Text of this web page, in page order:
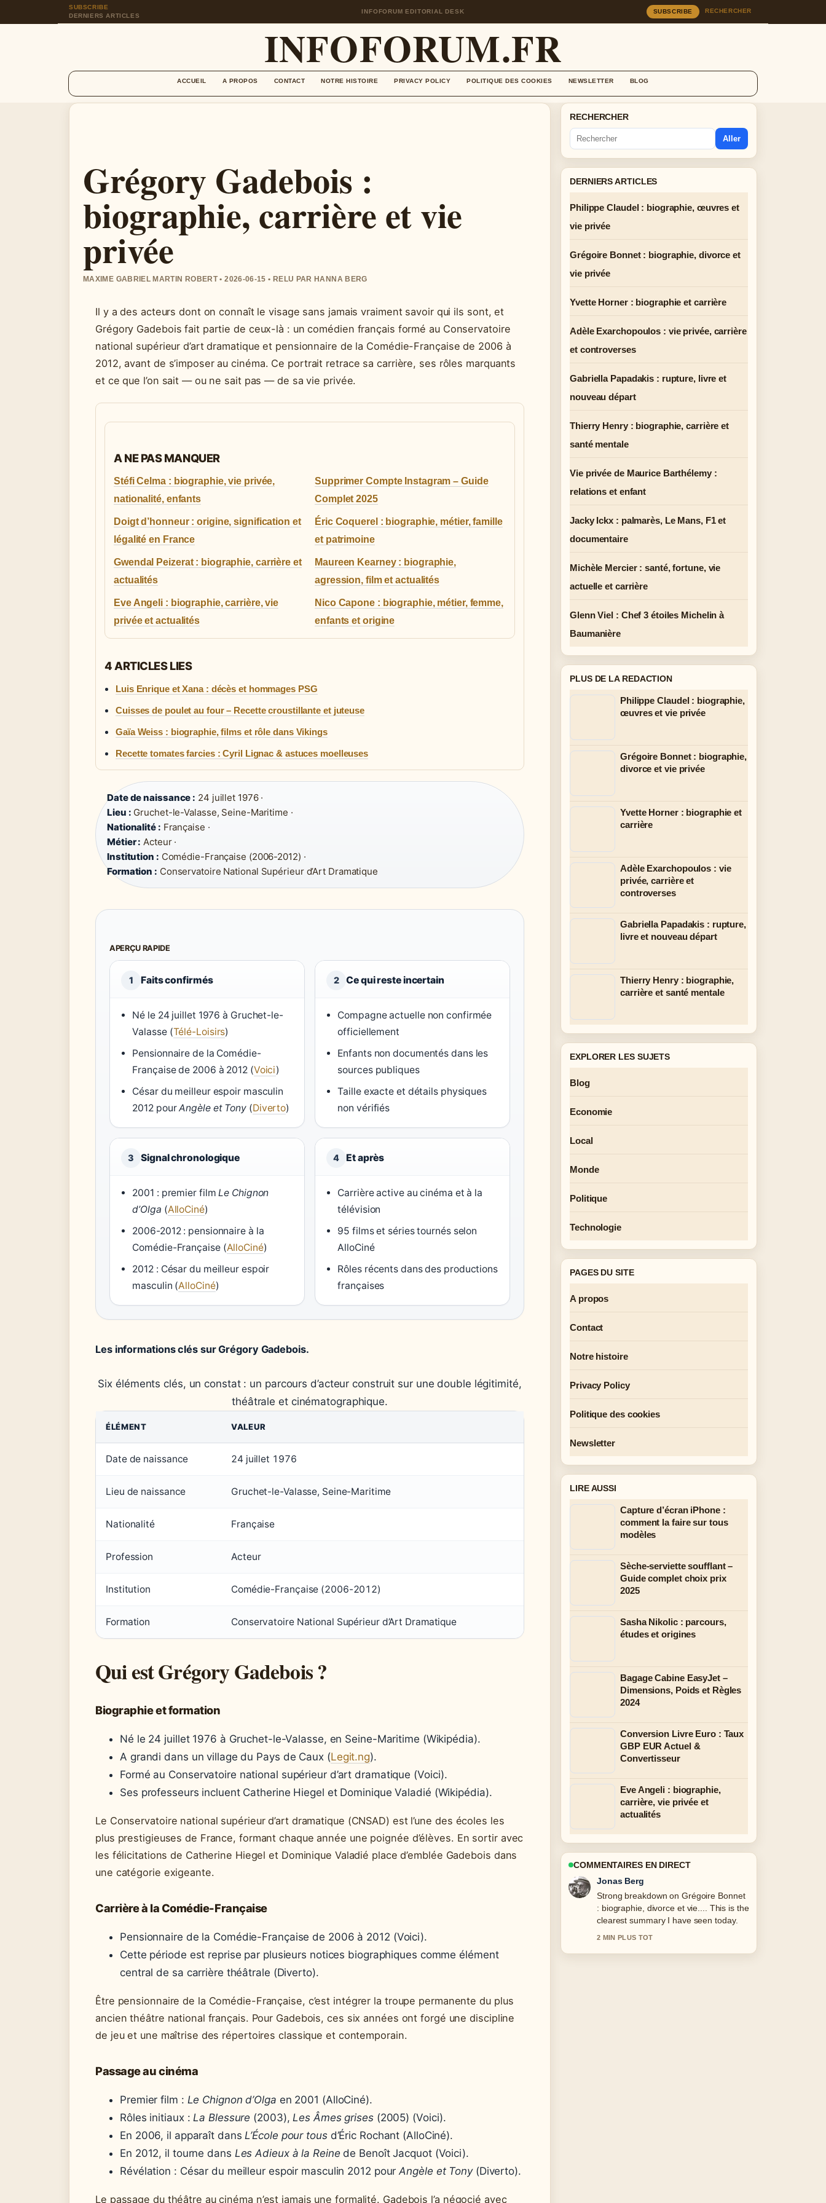
SUBSCRIBE
DERNIERS ARTICLES
INFOFORUM EDITORIAL DESK SUBSCRIBE RECHERCHER
INFOFORUM.FR
ACCUEIL A PROPOS CONTACT NOTRE HISTOIRE PRIVACY POLICY POLITIQUE DES COOKIES NEWSLETTER BLOG
Grégory Gadebois :
biographie, carrière et vie
privée
MAXIME GABRIEL MARTIN ROBERT • 2026-06-15 • RELU PAR HANNA BERG
Il y a des acteurs dont on connaît le visage sans jamais vraiment savoir qui ils sont, et
Grégory Gadebois fait partie de ceux-là : un comédien français formé au Conservatoire
national supérieur d’art dramatique et pensionnaire de la Comédie-Française de 2006 à
2012, avant de s’imposer au cinéma. Ce portrait retrace sa carrière, ses rôles marquants
et ce que l’on sait — ou ne sait pas — de sa vie privée.
A NE PAS MANQUER
Stéfi Celma : biographie, vie privée,
nationalité, enfants
Supprimer Compte Instagram – Guide
Complet 2025
Doigt d’honneur : origine, signification et
légalité en France
Éric Coquerel : biographie, métier, famille
et patrimoine
Gwendal Peizerat : biographie, carrière et
actualités
Maureen Kearney : biographie,
agression, film et actualités
Eve Angeli : biographie, carrière, vie
privée et actualités
Nico Capone : biographie, métier, femme,
enfants et origine
4 ARTICLES LIES
Luis Enrique et Xana : décès et hommages PSG
Cuisses de poulet au four – Recette croustillante et juteuse
Gaïa Weiss : biographie, films et rôle dans Vikings
Recette tomates farcies : Cyril Lignac & astuces moelleuses
Date de naissance : 24 juillet 1976 ·
Lieu : Gruchet-le-Valasse, Seine-Maritime ·
Nationalité : Française ·
Métier : Acteur ·
Institution : Comédie-Française (2006-2012) ·
Formation : Conservatoire National Supérieur d’Art Dramatique
APERÇU RAPIDE
1 Faits confirmés
Né le 24 juillet 1976 à Gruchet-le-
Valasse (Télé-Loisirs)
Pensionnaire de la Comédie-
Française de 2006 à 2012 (Voici)
César du meilleur espoir masculin
2012 pourAngèle et Tony (Diverto)
2 Ce qui reste incertain
Compagne actuelle non confirmée
officiellement
Enfants non documentés dans les
sources publiques
Taille exacte et détails physiques
non vérifiés
3 Signal chronologique
2001 : premier filmLe Chignon
d’Olga (AlloCiné)
2006-2012 : pensionnaire à la
Comédie-Française (AlloCiné)
2012 : César du meilleur espoir
masculin (AlloCiné)
4 Et après
Carrière active au cinéma et à la
télévision
95 films et séries tournés selon
AlloCiné
Rôles récents dans des productions
françaises
Les informations clés sur Grégory Gadebois.
Six éléments clés, un constat : un parcours d’acteur construit sur une double légitimité,
théâtrale et cinématographique.
ÉLÉMENT VALEUR
Date de naissance 24 juillet 1976
Lieu de naissance Gruchet-le-Valasse, Seine-Maritime
Nationalité Française
Profession Acteur
Institution Comédie-Française (2006-2012)
Formation Conservatoire National Supérieur d’Art Dramatique
Qui est Grégory Gadebois ?
Biographie et formation
Né le 24 juillet 1976 à Gruchet-le-Valasse, en Seine-Maritime (Wikipédia).
A grandi dans un village du Pays de Caux (Legit.ng).
Formé au Conservatoire national supérieur d’art dramatique (Voici).
Ses professeurs incluent Catherine Hiegel et Dominique Valadié (Wikipédia).
Le Conservatoire national supérieur d’art dramatique (CNSAD) est l’une des écoles les
plus prestigieuses de France, formant chaque année une poignée d’élèves. En sortir avec
les félicitations de Catherine Hiegel et Dominique Valadié place d’emblée Gadebois dans
une catégorie exigeante.
Carrière à la Comédie-Française
Pensionnaire de la Comédie-Française de 2006 à 2012 (Voici).
Cette période est reprise par plusieurs notices biographiques comme élément
central de sa carrière théâtrale (Diverto).
Être pensionnaire de la Comédie-Française, c’est intégrer la troupe permanente du plus
ancien théâtre national français. Pour Gadebois, ces six années ont forgé une discipline
de jeu et une maîtrise des répertoires classique et contemporain.
Passage au cinéma
Premier film : Le Chignon d’Olga en 2001 (AlloCiné).
Rôles initiaux :La Blessure (2003),Les Âmes grises(2005) (Voici).
En 2006, il apparaît dansL’École pour tousd’Éric Rochant (AlloCiné).
En 2012, il tourne dans Les Adieux à la Reine de Benoît Jacquot (Voici).
Révélation : César du meilleur espoir masculin 2012 pourAngèle et Tony(Diverto).
Le passage du théâtre au cinéma n’est jamais une formalité. Gadebois l’a négocié avec
RECHERCHER
Aller
DERNIERS ARTICLES
Philippe Claudel : biographie, œuvres et
vie privée
Grégoire Bonnet : biographie, divorce et
vie privée
Yvette Horner : biographie et carrière
Adèle Exarchopoulos : vie privée, carrière
et controverses
Gabriella Papadakis : rupture, livre et
nouveau départ
Thierry Henry : biographie, carrière et
santé mentale
Vie privée de Maurice Barthélemy :
relations et enfant
Jacky Ickx : palmarès, Le Mans, F1 et
documentaire
Michèle Mercier : santé, fortune, vie
actuelle et carrière
Glenn Viel : Chef 3 étoiles Michelin à
Baumanière
PLUS DE LA REDACTION
Philippe Claudel : biographie,
œuvres et vie privée
Grégoire Bonnet : biographie,
divorce et vie privée
Yvette Horner : biographie et
carrière
Adèle Exarchopoulos : vie
privée, carrière et
controverses
Gabriella Papadakis : rupture,
livre et nouveau départ
Thierry Henry : biographie,
carrière et santé mentale
EXPLORER LES SUJETS
Blog
Economie
Local
Monde
Politique
Technologie
PAGES DU SITE
A propos
Contact
Notre histoire
Privacy Policy
Politique des cookies
Newsletter
LIRE AUSSI
Capture d’écran iPhone :
comment la faire sur tous
modèles
Sèche-serviette soufflant –
Guide complet choix prix
2025
Sasha Nikolic : parcours,
études et origines
Bagage Cabine EasyJet –
Dimensions, Poids et Règles
2024
Conversion Livre Euro : Taux
GBP EUR Actuel &
Convertisseur
Eve Angeli : biographie,
carrière, vie privée et
actualités
COMMENTAIRES EN DIRECT
Maya Linden
Following Yvette Horner : biographie et
carrière closely - appreciate the
balanced tone here.
4 MIN PLUS TOT